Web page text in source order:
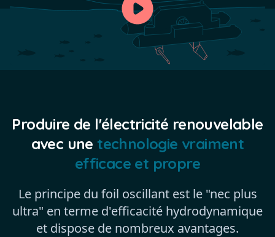
Produire de l'électricité renouvelable
avec une technologie vraiment
efficace et propre
Le principe du foil oscillant est le "nec plus
ultra" en terme d'efficacité hydrodynamique
et dispose de nombreux avantages.